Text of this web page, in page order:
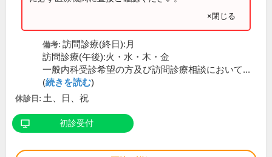
×閉じる
備考: 訪問診療(終日):月
訪問診療(午後):火・水・木・金
一般内科受診希望の方及び訪問診療相談において...
(続きを読む)
休診日: 土、日、祝
初診受付